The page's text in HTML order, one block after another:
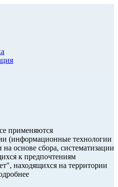
применяются
(информационные технологии
основе сбора, систематизации
к предпочтениям
находящихся на территории